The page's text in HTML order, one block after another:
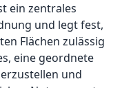
ein zentrales
und legt fest,
Flächen zulässig
eine geordnete
und